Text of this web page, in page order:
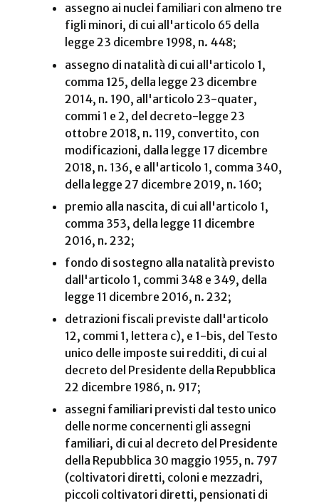
assegno ai nuclei familiari con almeno tre
figli minori, di cui all'articolo 65 della
legge 23 dicembre 1998, n. 448;
assegno di natalità di cui all'articolo 1,
comma 125, della legge 23 dicembre
2014, n. 190, all'articolo 23-quater,
commi 1 e 2, del decreto-legge 23
ottobre 2018, n. 119, convertito, con
modificazioni, dalla legge 17 dicembre
2018, n. 136, e all'articolo 1, comma 340,
della legge 27 dicembre 2019, n. 160;
premio alla nascita, di cui all'articolo 1,
comma 353, della legge 11 dicembre
2016, n. 232;
fondo di sostegno alla natalità previsto
dall'articolo 1, commi 348 e 349, della
legge 11 dicembre 2016, n. 232;
detrazioni fiscali previste dall'articolo
12, commi 1, lettera c), e 1-bis, del Testo
unico delle imposte sui redditi, di cui al
decreto del Presidente della Repubblica
22 dicembre 1986, n. 917;
assegni familiari previsti dal testo unico
delle norme concernenti gli assegni
familiari, di cui al decreto del Presidente
della Repubblica 30 maggio 1955, n. 797
(coltivatori diretti, coloni e mezzadri,
piccoli coltivatori diretti, pensionati di